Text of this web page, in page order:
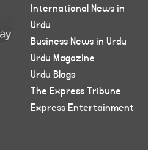
International News in
Urdu
Business News in Urdu
Urdu Magazine
Urdu Blogs
The Express Tribune
Express Entertainment